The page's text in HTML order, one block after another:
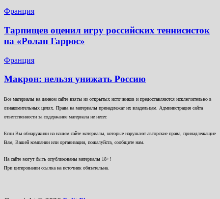
Франция
Тарпищев оценил игру российских теннисисток
на «Ролан Гаррос»
Франция
Макрон: нельзя унижать Россию
Все материалы на данном сайте взяты из открытых источников и предоставляются исключительно в
ознакомительных целях. Права на материалы принадлежат их владельцам. Администрация сайта
ответственности за содержание материала не несет.
Если Вы обнаружили на нашем сайте материалы, которые нарушают авторские права, принадлежащие
Вам, Вашей компании или организации, пожалуйста, сообщите нам.
На сайте могут быть опубликованы материалы 18+!
При цитировании ссылка на источник обязательна.